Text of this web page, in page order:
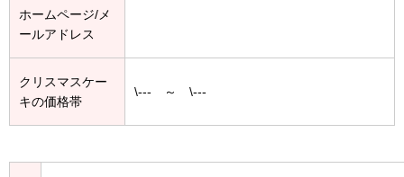
ホームページ/メ
ールアドレス
クリスマスケー
キの価格帯
\--- ～ \---